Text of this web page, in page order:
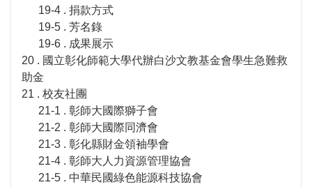
19-4 . 捐款方式
19-5 . 芳名錄
19-6 . 成果展示
20 . 國立彰化師範大學代辦白沙文教基金會學生急難救
助金
21 . 校友社團
21-1 . 彰師大國際獅子會
21-2 . 彰師大國際同濟會
21-3 . 彰化縣財金領袖學會
21-4 . 彰師大人力資源管理協會
21-5 . 中華民國綠色能源科技協會